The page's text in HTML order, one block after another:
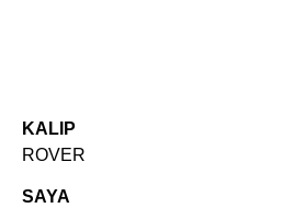
KALIP
ROVER
SAYA